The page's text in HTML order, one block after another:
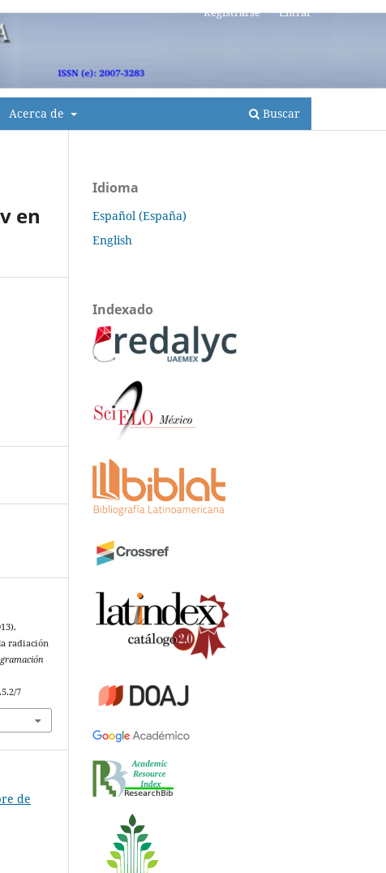
Acerca de Buscar
Registrarse Entrar
en
radiación
7
de
Idioma
Español (España)
English
Indexado